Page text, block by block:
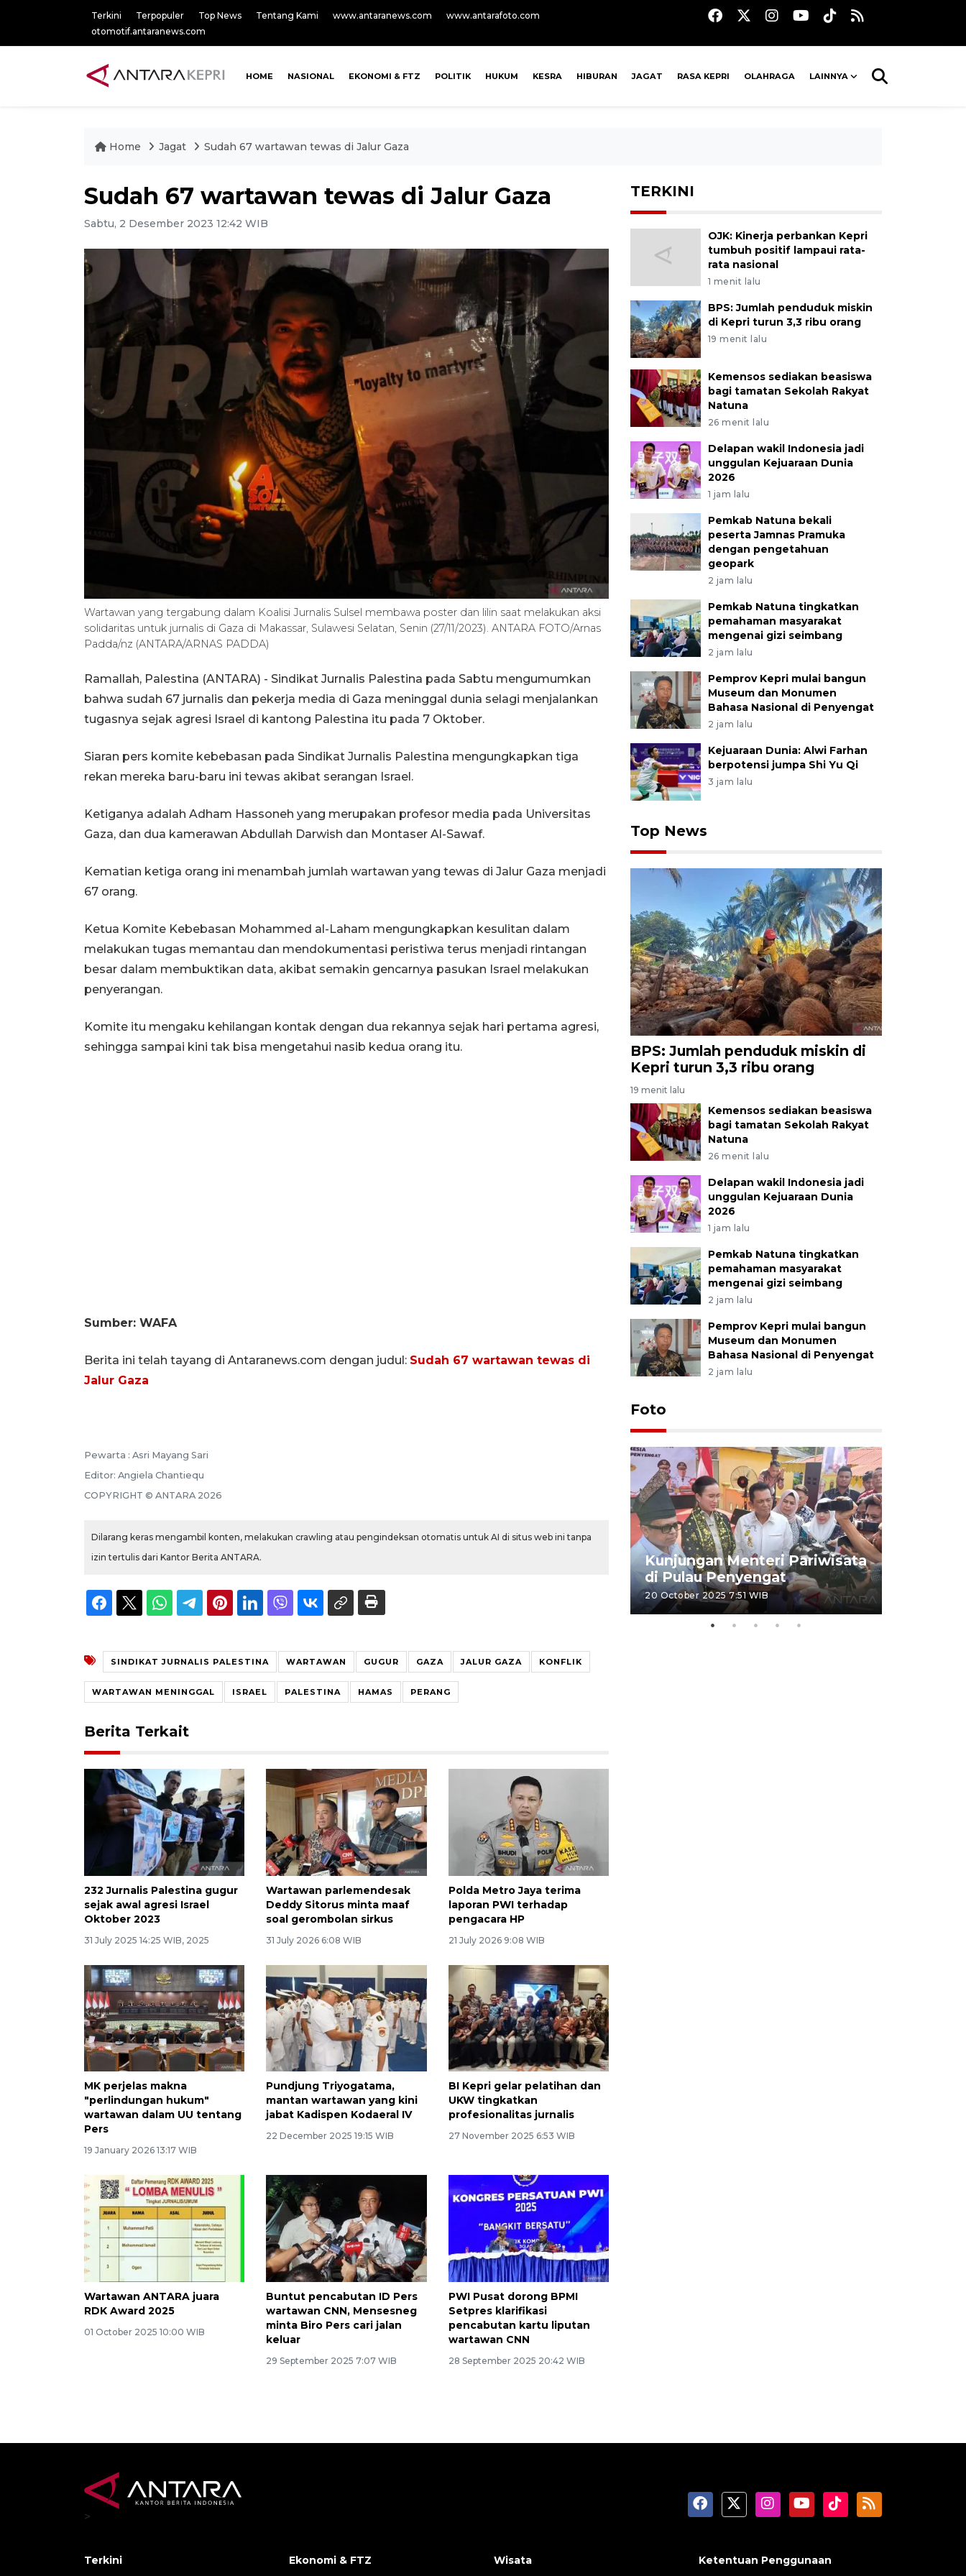
Terkini Terpopuler Top News Tentang Kami www.antaranews.com
www.antarafoto.com
otomotif.antaranews.com
HOME NASIONAL EKONOMI & FTZ POLITIK HUKUM KESRA HIBURAN JAGAT RASA KEPRI OLAHRAGA LAINNYA
Home Jagat Sudah 67 wartawan tewas di Jalur Gaza
Sudah 67 wartawan tewas di Jalur Gaza
Sabtu, 2 Desember 2023 12:42 WIB
Wartawan yang tergabung dalam Koalisi Jurnalis Sulsel membawa poster dan lilin saat melakukan aksi
solidaritas untuk jurnalis di Gaza di Makassar, Sulawesi Selatan, Senin (27/11/2023). ANTARA FOTO/Arnas
Padda/nz (ANTARA/ARNAS PADDA)
Ramallah, Palestina (ANTARA) - Sindikat Jurnalis Palestina pada Sabtu mengumumkan
bahwa sudah 67 jurnalis dan pekerja media di Gaza meninggal dunia selagi menjalankan
tugasnya sejak agresi Israel di kantong Palestina itu pada 7 Oktober.
Siaran pers komite kebebasan pada Sindikat Jurnalis Palestina mengungkapkan tiga
rekan mereka baru-baru ini tewas akibat serangan Israel.
Ketiganya adalah Adham Hassoneh yang merupakan profesor media pada Universitas
Gaza, dan dua kamerawan Abdullah Darwish dan Montaser Al-Sawaf.
Kematian ketiga orang ini menambah jumlah wartawan yang tewas di Jalur Gaza menjadi
67 orang.
Ketua Komite Kebebasan Mohammed al-Laham mengungkapkan kesulitan dalam
melakukan tugas memantau dan mendokumentasi peristiwa terus menjadi rintangan
besar dalam membuktikan data, akibat semakin gencarnya pasukan Israel melakukan
penyerangan.
Komite itu mengaku kehilangan kontak dengan dua rekannya sejak hari pertama agresi,
sehingga sampai kini tak bisa mengetahui nasib kedua orang itu.
Sumber: WAFA
Berita ini telah tayang di Antaranews.com dengan judul: Sudah 67 wartawan tewas di
Jalur Gaza
Pewarta : Asri Mayang Sari
Editor: Angiela Chantiequ
COPYRIGHT © ANTARA 2026
Dilarang keras mengambil konten, melakukan crawling atau pengindeksan otomatis untuk AI di situs web ini tanpa
izin tertulis dari Kantor Berita ANTARA.
SINDIKAT JURNALIS PALESTINA WARTAWAN GUGUR GAZA JALUR GAZA KONFLIK
WARTAWAN MENINGGAL ISRAEL PALESTINA HAMAS PERANG
Berita Terkait
232 Jurnalis Palestina gugur
sejak awal agresi Israel
Oktober 2023
31 July 2025 14:25 WIB, 2025
Wartawan parlemendesak
Deddy Sitorus minta maaf
soal gerombolan sirkus
31 July 2026 6:08 WIB
Polda Metro Jaya terima
laporan PWI terhadap
pengacara HP
21 July 2026 9:08 WIB
MK perjelas makna
"perlindungan hukum"
wartawan dalam UU tentang
Pers
19 January 2026 13:17 WIB
Pundjung Triyogatama,
mantan wartawan yang kini
jabat Kadispen Kodaeral IV
22 December 2025 19:15 WIB
BI Kepri gelar pelatihan dan
UKW tingkatkan
profesionalitas jurnalis
27 November 2025 6:53 WIB
Wartawan ANTARA juara
RDK Award 2025
01 October 2025 10:00 WIB
Buntut pencabutan ID Pers
wartawan CNN, Mensesneg
minta Biro Pers cari jalan
keluar
29 September 2025 7:07 WIB
PWI Pusat dorong BPMI
Setpres klarifikasi
pencabutan kartu liputan
wartawan CNN
28 September 2025 20:42 WIB
TERKINI
OJK: Kinerja perbankan Kepri
tumbuh positif lampaui rata-
rata nasional
1 menit lalu
BPS: Jumlah penduduk miskin
di Kepri turun 3,3 ribu orang
19 menit lalu
Kemensos sediakan beasiswa
bagi tamatan Sekolah Rakyat
Natuna
26 menit lalu
Delapan wakil Indonesia jadi
unggulan Kejuaraan Dunia
2026
1 jam lalu
Pemkab Natuna bekali
peserta Jamnas Pramuka
dengan pengetahuan
geopark
2 jam lalu
Pemkab Natuna tingkatkan
pemahaman masyarakat
mengenai gizi seimbang
2 jam lalu
Pemprov Kepri mulai bangun
Museum dan Monumen
Bahasa Nasional di Penyengat
2 jam lalu
Kejuaraan Dunia: Alwi Farhan
berpotensi jumpa Shi Yu Qi
3 jam lalu
Top News
BPS: Jumlah penduduk miskin di
Kepri turun 3,3 ribu orang
19 menit lalu
Kemensos sediakan beasiswa
bagi tamatan Sekolah Rakyat
Natuna
26 menit lalu
Delapan wakil Indonesia jadi
unggulan Kejuaraan Dunia
2026
1 jam lalu
Pemkab Natuna tingkatkan
pemahaman masyarakat
mengenai gizi seimbang
2 jam lalu
Pemprov Kepri mulai bangun
Museum dan Monumen
Bahasa Nasional di Penyengat
2 jam lalu
Foto
Kunjungan Menteri Pariwisata
di Pulau Penyengat
20 October 2025 7:51 WIB
>
Terkini Ekonomi & FTZ Wisata Ketentuan Penggunaan